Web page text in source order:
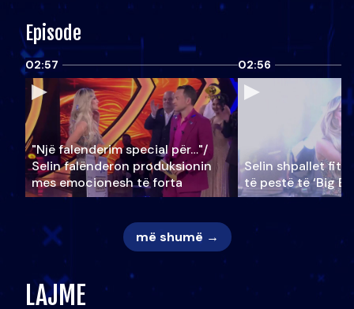
Episode
02:57
"Një falenderim special për…"/
Selin falënderon produksionin
mes emocionesh të forta
02:56
Selin shpallet
të pestë të ‘Big
më shumë →
LAJME